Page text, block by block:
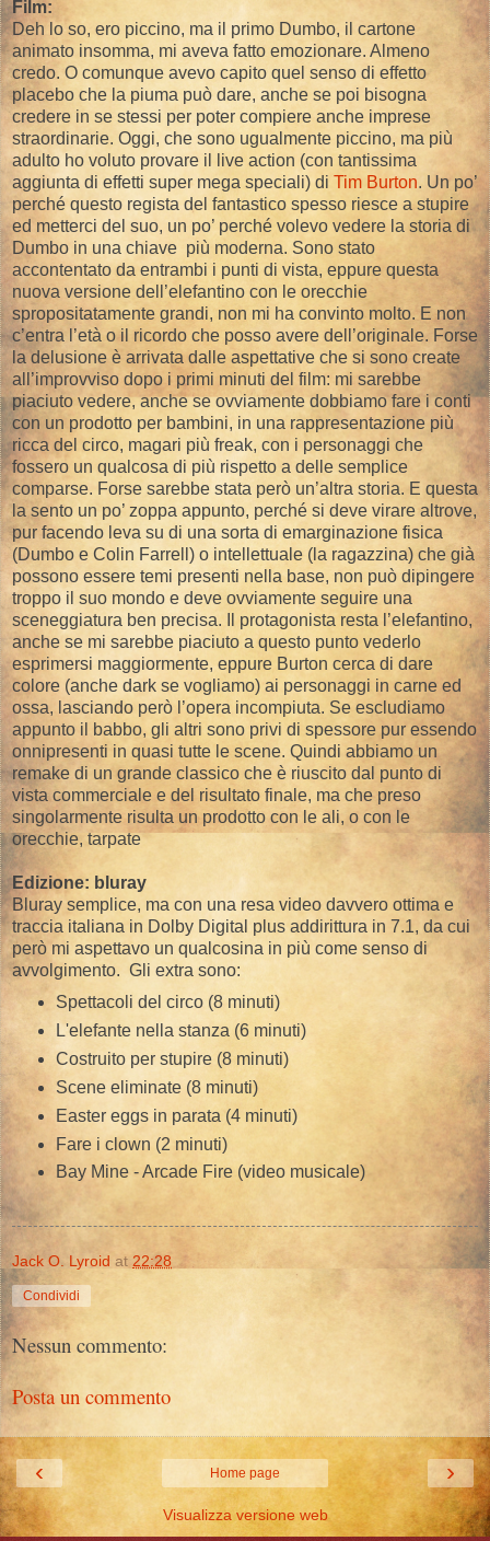
Film:
Deh lo so, ero piccino, ma il primo Dumbo, il cartone
animato insomma, mi aveva fatto emozionare. Almeno
credo. O comunque avevo capito quel senso di effetto
placebo che la piuma può dare, anche se poi bisogna
credere in se stessi per poter compiere anche imprese
straordinarie. Oggi, che sono ugualmente piccino, ma più
adulto ho voluto provare il live action (con tantissima
aggiunta di effetti super mega speciali) di Tim Burton. Un po’
perché questo regista del fantastico spesso riesce a stupire
ed metterci del suo, un po’ perché volevo vedere la storia di
Dumbo in una chiave più moderna. Sono stato
accontentato da entrambi i punti di vista, eppure questa
nuova versione dell’elefantino con le orecchie
spropositatamente grandi, non mi ha convinto molto. E non
c’entra l’età o il ricordo che posso avere dell’originale. Forse
la delusione è arrivata dalle aspettative che si sono create
all’improvviso dopo i primi minuti del film: mi sarebbe
piaciuto vedere, anche se ovviamente dobbiamo fare i conti
con un prodotto per bambini, in una rappresentazione più
ricca del circo, magari più freak, con i personaggi che
fossero un qualcosa di più rispetto a delle semplice
comparse. Forse sarebbe stata però un’altra storia. E questa
la sento un po’ zoppa appunto, perché si deve virare altrove,
pur facendo leva su di una sorta di emarginazione fisica
(Dumbo e Colin Farrell) o intellettuale (la ragazzina) che già
possono essere temi presenti nella base, non può dipingere
troppo il suo mondo e deve ovviamente seguire una
sceneggiatura ben precisa. Il protagonista resta l’elefantino,
anche se mi sarebbe piaciuto a questo punto vederlo
esprimersi maggiormente, eppure Burton cerca di dare
colore (anche dark se vogliamo) ai personaggi in carne ed
ossa, lasciando però l’opera incompiuta. Se escludiamo
appunto il babbo, gli altri sono privi di spessore pur essendo
onnipresenti in quasi tutte le scene. Quindi abbiamo un
remake di un grande classico che è riuscito dal punto di
vista commerciale e del risultato finale, ma che preso
singolarmente risulta un prodotto con le ali, o con le
orecchie, tarpate
Edizione: bluray
Bluray semplice, ma con una resa video davvero ottima e
traccia italiana in Dolby Digital plus addirittura in 7.1, da cui
però mi aspettavo un qualcosina in più come senso di
avvolgimento. Gli extra sono:
Spettacoli del circo (8 minuti)
L'elefante nella stanza (6 minuti)
Costruito per stupire (8 minuti)
Scene eliminate (8 minuti)
Easter eggs in parata (4 minuti)
Fare i clown (2 minuti)
Bay Mine - Arcade Fire (video musicale)
Jack O. Lyroid at 22:28
Condividi
Nessun commento:
Posta un commento
‹ ›
Home page
Visualizza versione web